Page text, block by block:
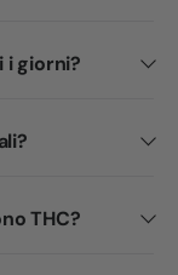
giorni?
THC?